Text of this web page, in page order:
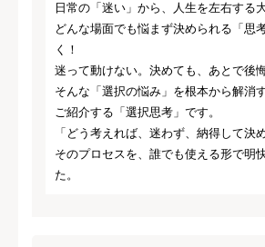
日常の「迷い」から、人生を左右する
どんな場面でも悩まず決められる「思
く！
迷って動けない。決めても、あとで後悔
そんな「選択の悩み」を根本から解消
ご紹介する「選択思考」です。
「どう考えれば、迷わず、納得して決
そのプロセスを、誰でも使える形で明
た。